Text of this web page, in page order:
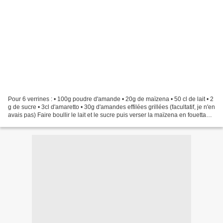
Pour 6 verrines : • 100g poudre d'amande • 20g de maïzena • 50 cl de lait • 2
g de sucre • 3cl d'amaretto • 30g d'amandes effilées grillées (facultatif, je n'en
avais pas) Faire boullir le lait et le sucre puis verser la maïzena en fouettant